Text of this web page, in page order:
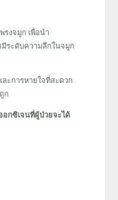
รงจมูก เพื่อนำ
ระดับความลึกในจมูก
ะการหายใจที่สะดวก
ก
อกซิเจนที่ผู้ป่วยจะได้